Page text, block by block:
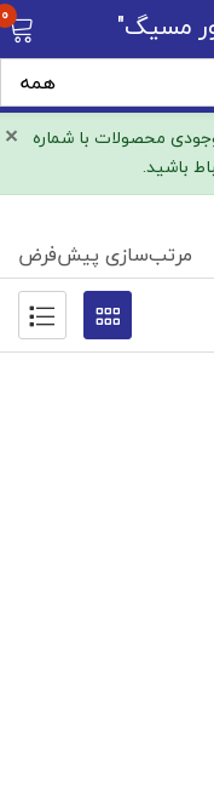
× محصولات با شماره
باشید.
مسیگ" 0
مرتب‌سازی پیش‌فرض